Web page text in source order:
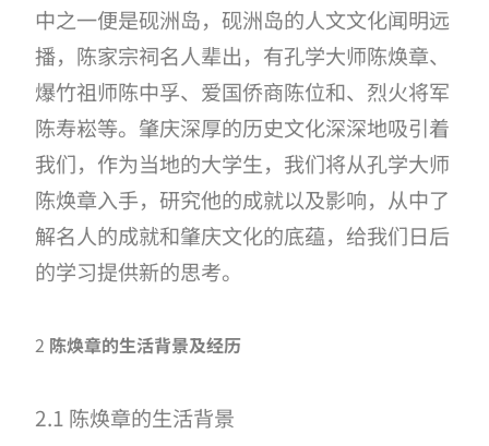
中之一便是砚洲岛，砚洲岛的人文文化闻明远
播，陈家宗祠名人辈出，有孔学大师陈焕章、
爆竹祖师陈中孚、爱国侨商陈位和、烈火将军
陈寿崧等。肇庆深厚的历史文化深深地吸引着
我们，作为当地的大学生，我们将从孔学大师
陈焕章入手，研究他的成就以及影响，从中了
解名人的成就和肇庆文化的底蕴，给我们日后
的学习提供新的思考。
2 陈焕章的生活背景及经历
2.1 陈焕章的生活背景